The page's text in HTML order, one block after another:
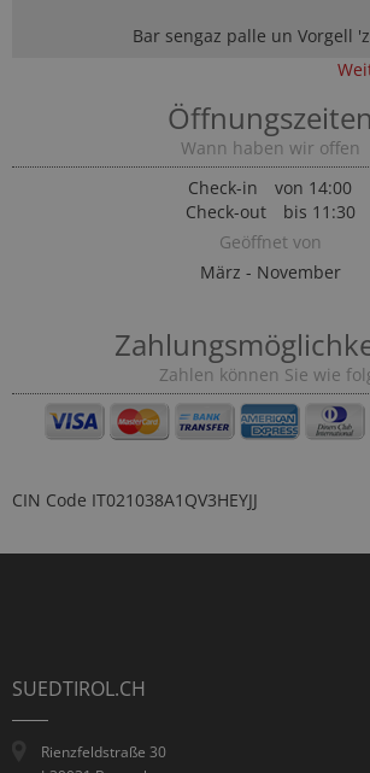
Bar sengaz palle un Vorgell
Öffnungszeiten
Wann haben wir offen
Check-in
von 14:00
Check-out
bis 11:30
Geöffnet von
März - November
Zahlen können Sie wie
CIN Code IT021038A1QV3HEYJJ
SUEDTIROL.CH
Rienzfeldstraße 30